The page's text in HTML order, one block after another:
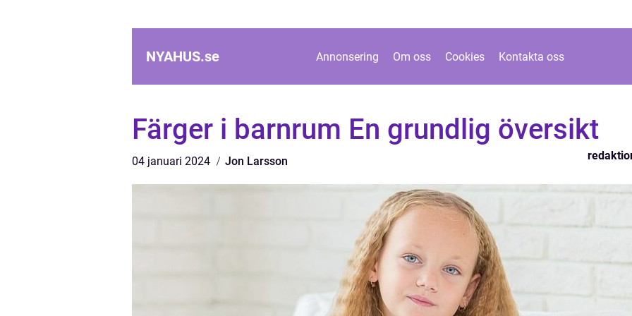
NYAHUS.se Annonsering Om oss Cookies Kontakta oss
Färger i barnrum En grundlig översikt
04 januari 2024 Jon Larsson